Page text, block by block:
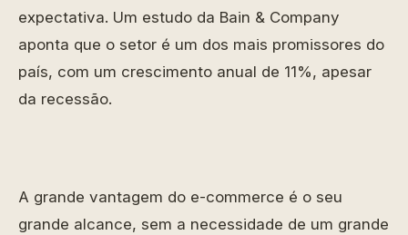
expectativa. Um estudo da Bain & Company
aponta que o setor é um dos mais promissores do
país, com um crescimento anual de 11%, apesar
da recessão.
A grande vantagem do e-commerce é o seu
grande alcance, sem a necessidade de um grande